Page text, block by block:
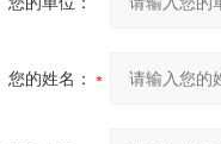
您的姓名：